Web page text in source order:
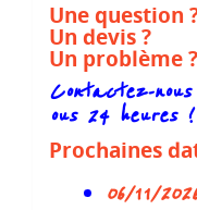
Une question
Un devis ?
Un problème ?
Contactez-nous
ous 24 heures !
Prochaines
06/11/